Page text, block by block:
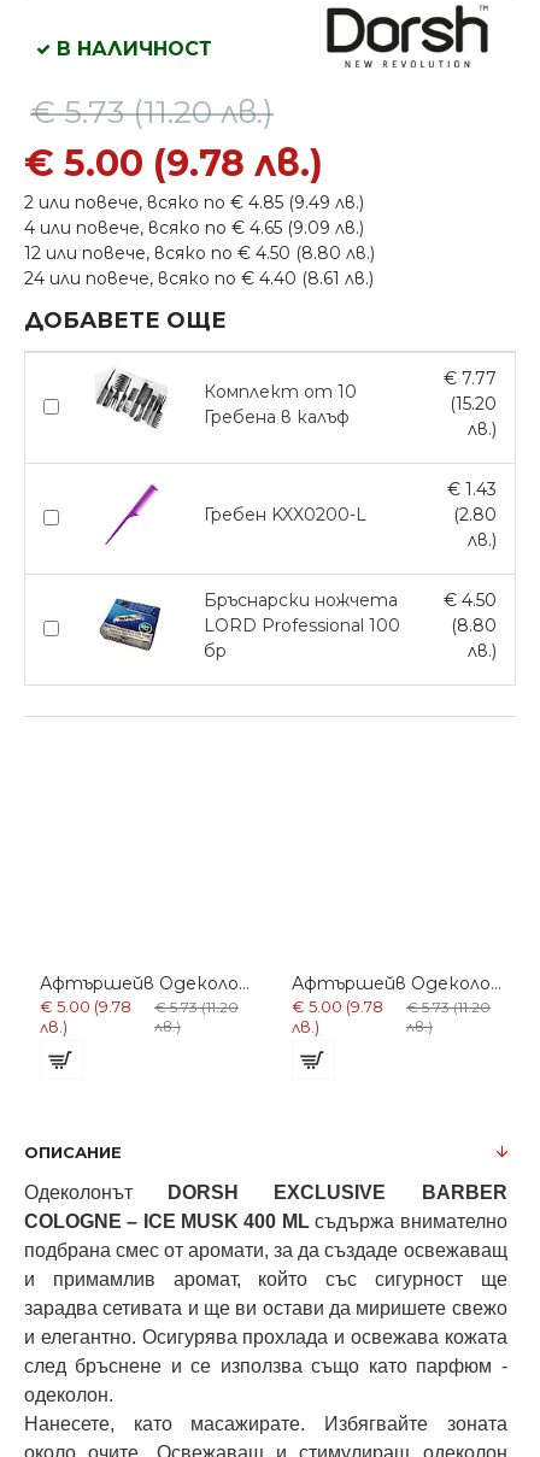
€ 5.00 (9.78 лв.)
€ 5.73 (11.20 лв.)
2 или повече, всяко по € 4.85 (9.49 лв.)
4 или повече, всяко по € 4.65 (9.09 лв.)
12 или повече, всяко по € 4.50 (8.80 лв.)
24 или повече, всяко по € 4.40 (8.61 лв.)
В НАЛИЧНОСТ
ДОБАВЕТЕ ОЩЕ
Комплект от 10
Гребена в калъф
€ 7.77
(15.20
лв.)
Гребен KXX0200-L
€ 1.43
(2.80
лв.)
Бръснарски ножчета
LORD Professional 100
бр
€ 4.50
(8.80
лв.)
Афтършейв Одеколон DORSH AFTER SHAVE CREAM COLOGNE – AQUA PLANTS D14 400 ML
€ 5.00 (9.78
лв.)
€ 5.73 (11.20
лв.)
Афтършейв Одеколон DORSH AFTER SHAVE CREAM COLOGNE – DAMP BOMB D13 400 ML
€ 5.00 (9.78
лв.)
€ 5.73 (11.20
лв.)
ОПИСАНИЕ
Одеколонът
DORSH EXCLUSIVE BARBER
COLOGNE – ICE MUSK​ 400 MLсъдържа внимателно
подбрана смес от аромати, за да създаде освежаващ
и примамлив аромат, който със сигурност ще
зарадва сетивата и ще ви остави да миришете свежо
и елегантно. Осигурява прохлада и освежава кожата
след бръснене и се използва също като парфюм -
одеколон.
Нанесете, като масажирате. Избягвайте зоната